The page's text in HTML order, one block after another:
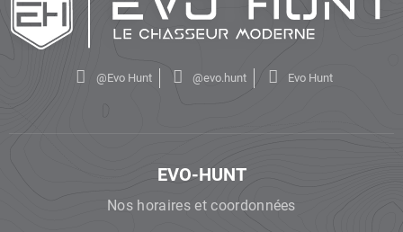
@Evo Hunt @evo.hunt Evo Hunt
EVO-HUNT
Nos horaires et coordonnées